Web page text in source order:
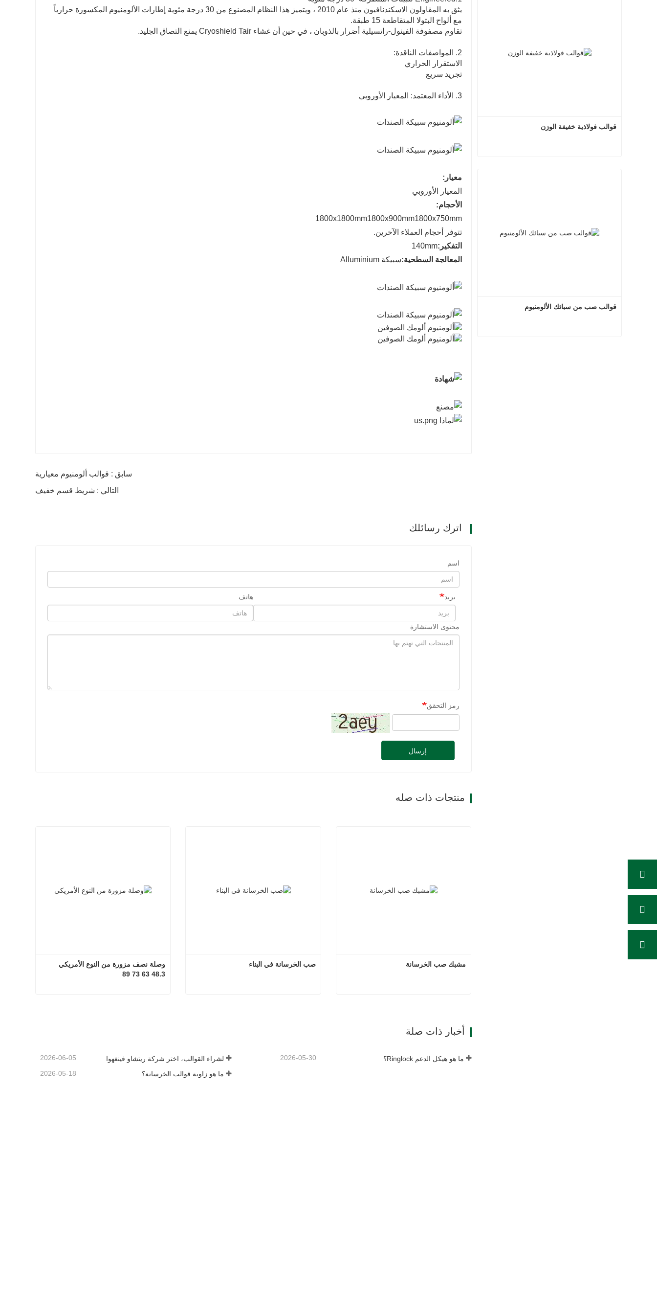
يثق به المقاولون الاسكندنافيون منذ عام 2010 ، ويتميز هذا النظام المصنوع من 30 درجة مئوية إطارات الألومنيوم المكسورة حرارياً
مع ألواح البتولا المتقاطعة 15 طبقة.
تقاوم مصفوفة الفينول-راتسيلية أضرار بالذوبان ، في حين أن غشاء Cryoshield Tair يمنع التصاق الجليد.
2. المواصفات الناقدة:
الاستقرار الحراري
تجريد سريع
3. الأداء المعتمد: المعيار الأوروبي
معيار:
المعيار الأوروبي
الأحجام:
1800x1800mm1800x900mm1800x750mm
تتوفر أحجام العملاء الآخرين.
التفكير:140mm
المعالجة السطحية:سبيكة Alluminium
سابق : قوالب ألومنيوم معيارية
التالي : شريط قسم خفيف
اترك رسائلك
اسم
بريد هاتف
محتوى الاستشارة
رمز التحقق
إرسال
منتجات ذات صله
48.3 63 73 89
صب الخرسانة في البناء مشبك صب الخرسانة
أخبار ذات صلة
لشراء القوالب، اختر شركة ريتشاو فينغهوا 2026-06-05 ما هو هيكل الدعم Ringlock؟ 2026-05-30
ما هو زاوية قوالب الخرسانة؟ 2026-05-18
قوالب فولاذية خفيفة الوزن
قوالب صب من سبائك الألومنيوم